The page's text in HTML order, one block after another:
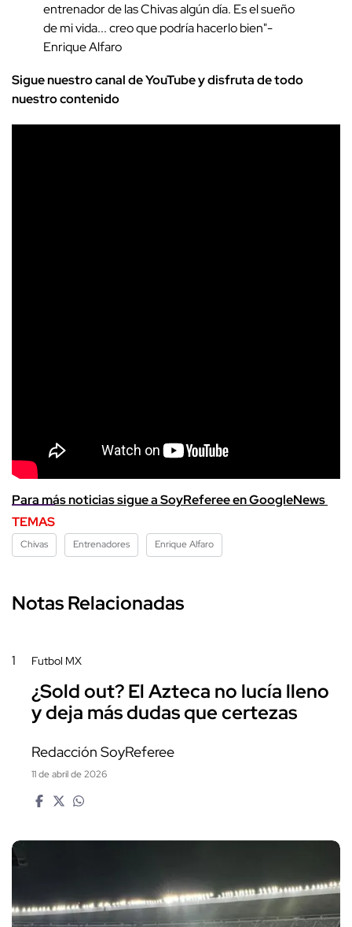
entrenador de las Chivas algún día. Es el sueño
de mi vida... creo que podría hacerlo bien"-
Enrique Alfaro
Sigue nuestro canal de YouTube y disfruta de todo
nuestro contenido
Para más noticias sigue a SoyReferee en GoogleNews
TEMAS
Chivas Entrenadores Enrique Alfaro
Notas Relacionadas
1 Futbol MX
¿Sold out? El Azteca no lucía lleno
y deja más dudas que certezas
Redacción SoyReferee
11 de abril de 2026